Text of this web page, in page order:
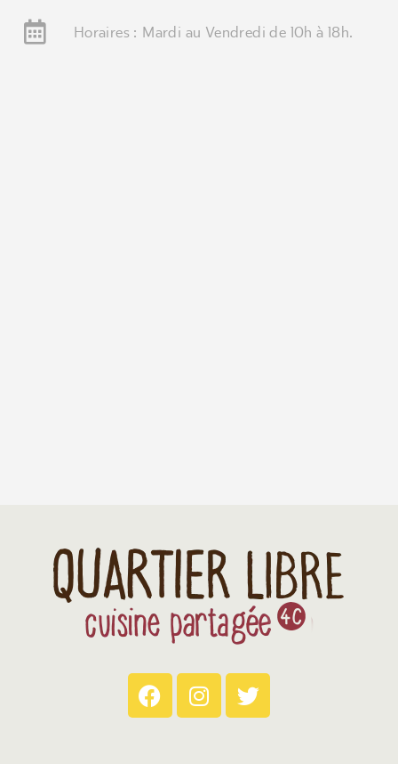
Horaires : Mardi au Vendredi de 10h à 18h.